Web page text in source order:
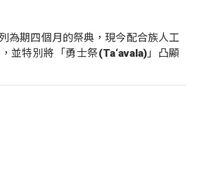
為期四個月的祭典，現今配合族人工
並特別將「勇士祭(Ta‘avala)」凸顯